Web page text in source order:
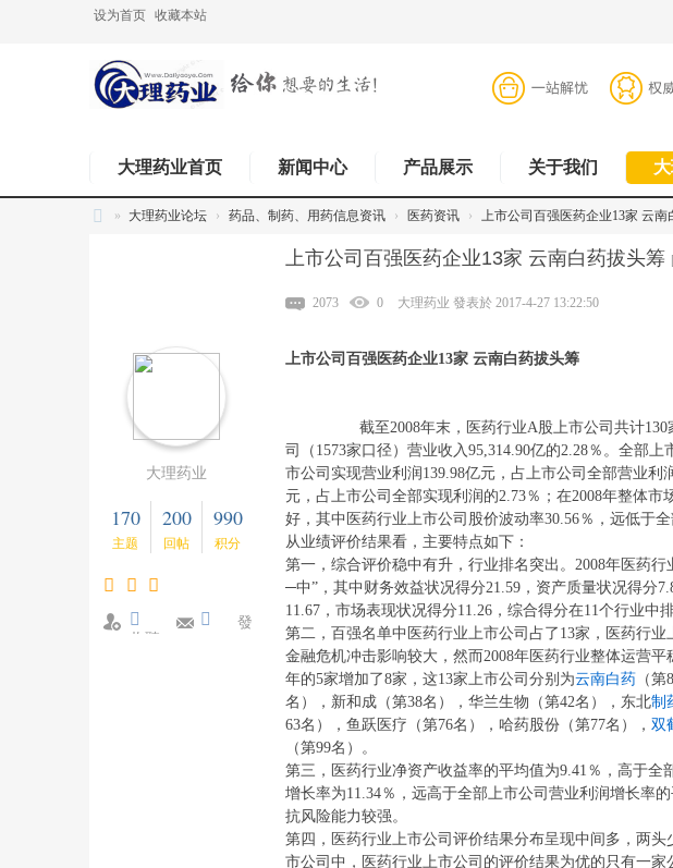
设为首页 收藏本站
大理药业首页 新闻中心 产品展示 关于我们
» 大理药业论坛 › 药品、制药、用药信息资讯 › 医药资讯 › 上市公司百强医药企业13家 云南
上市公司百强医药企业13家 云南白药拔头筹
大理药业
170
主题
200
回帖
990
积分
收聽
發
2073 0 大理药业 發表於 2017-4-27 13:22:50
上市公司百强医药企业13家 云南白药拔头筹
截至2008年末，医药行业A股上市公司共计130家
司（1573家口径）营业收入95,314.90亿的2.28％。全部
市公司实现营业利润139.98亿元，占上市公司全部营业利
元，占上市公司全部实现利润的2.73％；在2008年整体
好，其中医药行业上市公司股价波动率30.56％，远低于全
从业绩评价结果看，主要特点如下：
第一，综合评价稳中有升，行业排名突出。2008年医药
─中”，其中财务效益状况得分21.59，资产质量状况得分
11.67，市场表现状况得分11.26，综合得分在11个行业中
第二，百强名单中医药行业上市公司占了13家，医药行
金融危机冲击影响较大，然而2008年医药行业整体运营
年的5家增加了8家，这13家上市公司分别为云南白药 （
名），新和成（第38名），华兰生物（第42名），东北制
63名），鱼跃医疗（第76名），哈药股份（第77名）， 双
（第99名）。
第三，医药行业净资产收益率的平均值为9.41％，高于全
增长率为11.34％，远高于全部上市公司营业利润增长率
抗风险能力较强。
第四，医药行业上市公司评价结果分布呈现中间多，两
市公司中，医药行业上市公司的评价结果为优的只有一家